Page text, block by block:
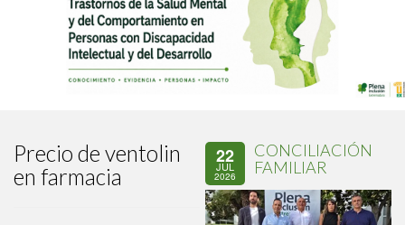
Precio de ventolin
en farmacia
22
JUL
2026
CONCILIACIÓN
FAMILIAR